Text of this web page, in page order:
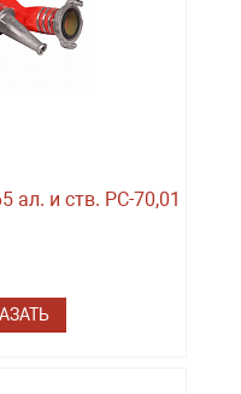
ал. и ств. РС-70,01